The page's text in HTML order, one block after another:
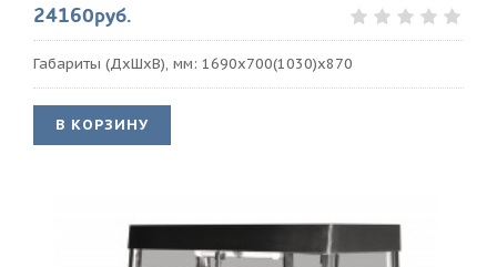
24160руб.
Габариты (ДхШхВ), мм: 1690х700(1030)х870
В КОРЗИНУ